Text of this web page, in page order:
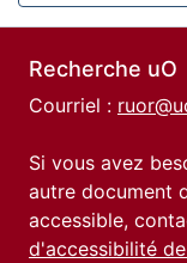
Recherche uO
Courriel :
Si vous avez
autre document
accessible,
d'accessibilité